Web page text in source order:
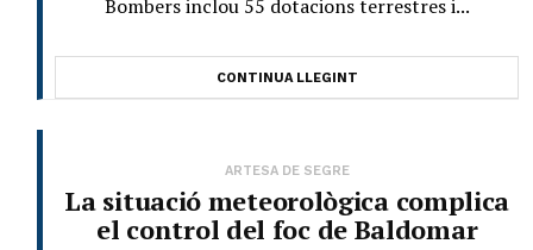
Bombers inclou 55 dotacions terrestres i...
CONTINUA LLEGINT
ARTESA DE SEGRE
La situació meteorològica complica
el control del foc de Baldomar